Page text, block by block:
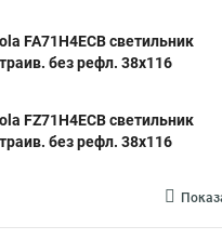
FA71H4ECB светильник
без рефл. 38x116
FZ71H4ECB светильник
без рефл. 38x116